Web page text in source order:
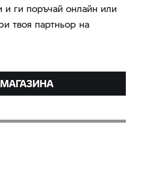
и ги поръчай онлайн или
твоя партньор на